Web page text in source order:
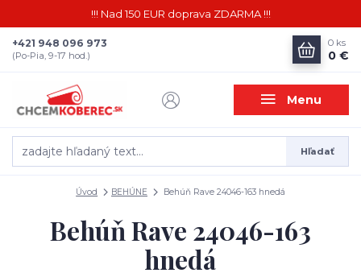
!!! Nad 150 EUR doprava ZDARMA !!!
Menu
Hľadať
+421 948 096 973
(Po-Pia, 9-17 hod.)
0 ks
0 €
Úvod BEHÚNE Behúň Rave 24046-163 hnedá
Behúň Rave 24046-163
hnedá